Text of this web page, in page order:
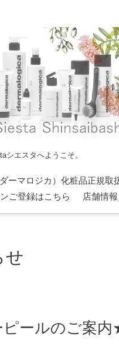
シエスタへようこそ。
ーマロジカ）化粧品正規取
ご登録はこちら 店舗情報
せ
ピールのご案